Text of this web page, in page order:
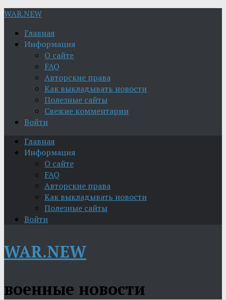
WAR.NEW
Главная
Информация
О сайте
FAQ
Авторские права
Как выкладывать новости
Полезные сайты
Свежие комментарии
Войти
Главная
Информация
О сайте
FAQ
Авторские права
Как выкладывать новости
Полезные сайты
Войти
WAR.NEW
военные новости